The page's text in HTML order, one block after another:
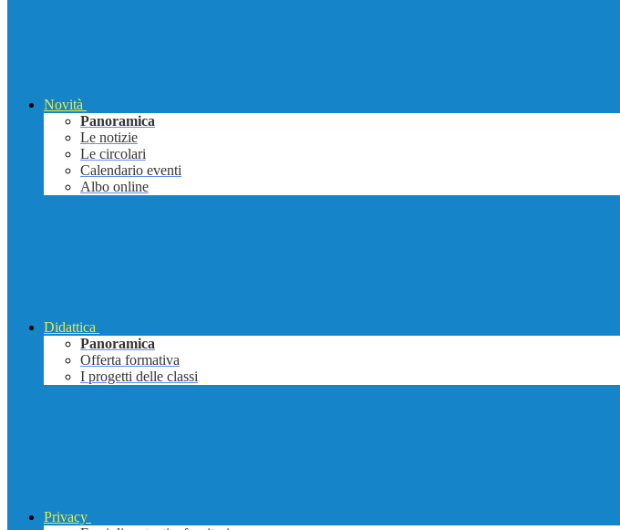
Novità
Panoramica
Le notizie
Le circolari
Calendario eventi
Albo online
Didattica
Panoramica
Offerta formativa
I progetti delle classi
Privacy